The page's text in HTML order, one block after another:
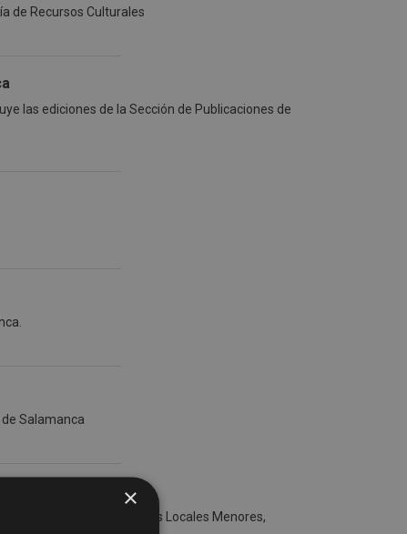
de Recursos Culturales
las ediciones de la Sección de Publicaciones de
Salamanca
de Municipios, Entidades Locales Menores,
×